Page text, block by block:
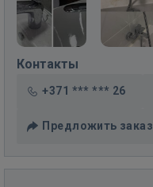
Контакты
+371 *** *** 26
Предложить заказ